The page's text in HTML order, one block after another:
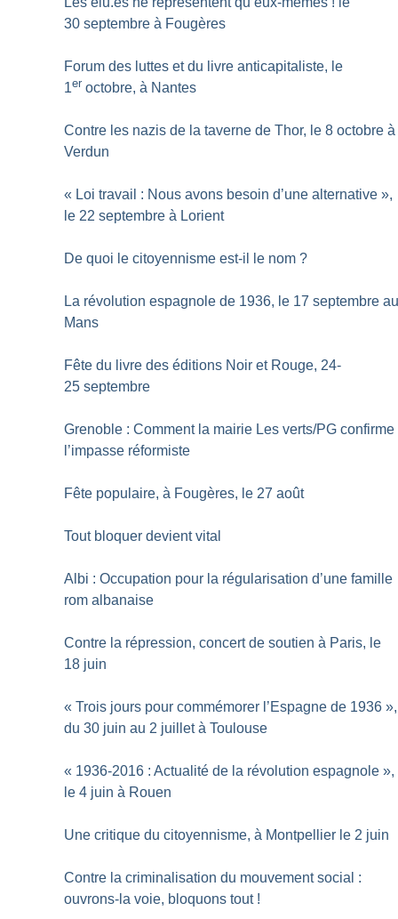
30 septembre à Fougères
Forum des luttes et du livre anticapitaliste, le
1er octobre, à Nantes
Contre les nazis de la taverne de Thor, le 8 octobre à
Verdun
« Loi travail : Nous avons besoin d’une alternative »,
le 22 septembre à Lorient
De quoi le citoyennisme est-il le nom ?
La révolution espagnole de 1936, le 17 septembre
Mans
Fête du livre des éditions Noir et Rouge, 24-
25 septembre
Grenoble : Comment la mairie Les verts/PG confirme
l’impasse réformiste
Fête populaire, à Fougères, le 27 août
Tout bloquer devient vital
Albi : Occupation pour la régularisation d’une famille
rom albanaise
Contre la répression, concert de soutien à Paris, le
18 juin
« Trois jours pour commémorer l’Espagne de 1936 »,
du 30 juin au 2 juillet à Toulouse
« 1936-2016 : Actualité de la révolution espagnole »,
le 4 juin à Rouen
Une critique du citoyennisme, à Montpellier le 2 juin
Contre la criminalisation du mouvement social :
ouvrons-la voie, bloquons tout !